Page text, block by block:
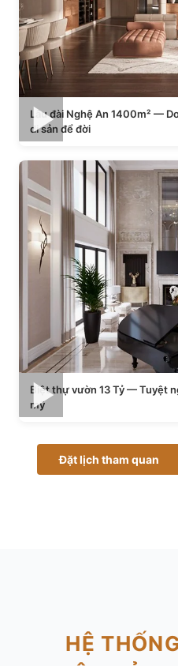
Lâu đài Nghệ An 1400m² —
di sản để đời
Biệt thự vườn 13 Tỷ — Tuyệt
mỹ
Đặt lịch tham quan
HỆ